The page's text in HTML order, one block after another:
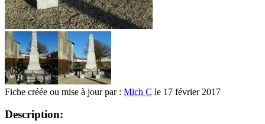
Fiche créée ou mise à jour par : Mich C le 17 février 2017
Description: